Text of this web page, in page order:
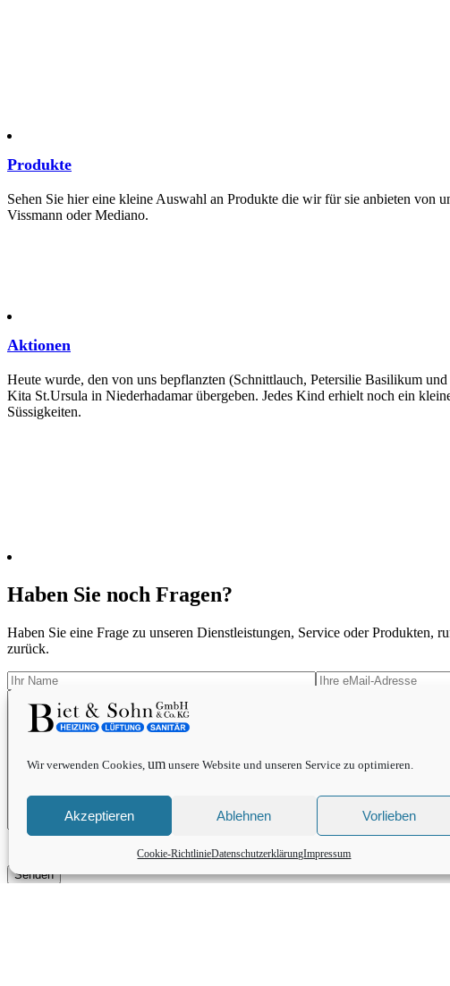
Wir verwenden Cookies, um unsere Website und unseren Service zu optimieren.
Akzeptieren Ablehnen Vorlieben
Cookie-RichtlinieDatenschutzerklärungImpressum
Produkte
Sehen Sie hier eine kleine Auswahl an Produkte die wir für sie anbieten von
Vissmann oder Mediano.
Aktionen
Heute wurde, den von uns bepflanzten (Schnittlauch, Petersilie Basilikum
Kita St.Ursula in Niederhadamar übergeben. Jedes Kind erhielt noch ein
Süssigkeiten.
Haben Sie noch Fragen?
Haben Sie eine Frage zu unseren Dienstleistungen, Service oder Produkten,
zurück.